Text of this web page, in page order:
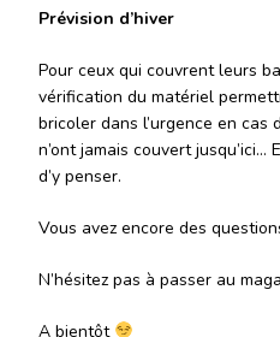
Prévision d’hiver
Pour ceux qui couvrent leurs
vérification du matériel
bricoler dans l’urgence en cas
n’ont jamais couvert
d’y penser.
Vous avez encore des
N’hésitez pas à passer au
A bientôt